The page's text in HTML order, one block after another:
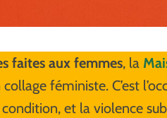
faites aux femmes, la
féministe. C’est
et la violence